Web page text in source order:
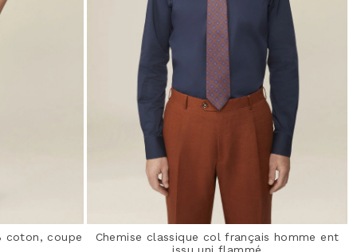
coton, coupe
Chemise classique col français homme ent